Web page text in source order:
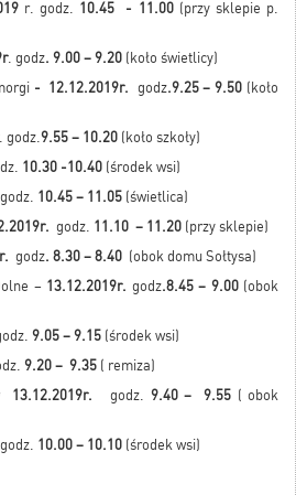
r. godz. 10.45 - 11.00(przy sklepie p.
. godz. 9.00 – 9.20 (koło świetlicy)
- 12.12.2019r. godz.9.25 – 9.50 (koło
. godz.9.55 – 10.20 (koło szkoły)
10.30 -10.40 (środek wsi)
godz. 10.45 – 11.05 (świetlica)
godz. 11.10 – 11.20 (przy sklepie)
godz. 8.30 – 8.40 (obok domu Sołtysa)
– 13.12.2019r. godz.8.45 – 9.00(obok
9.05 – 9.15 (środek wsi)
9.20 – 9.35 ( remiza)
13.12.2019r. godz. 9.40 – 9.55 ( obok
10.00 – 10.10 (środek wsi)